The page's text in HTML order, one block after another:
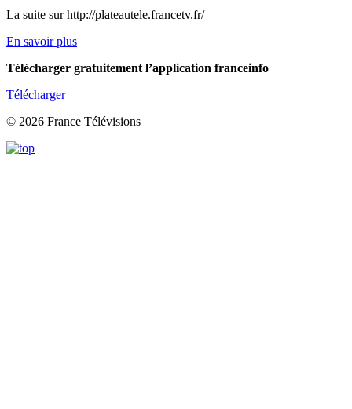
La suite sur http://plateautele.francetv.fr/
En savoir plus
Télécharger gratuitement l’application franceinfo
Télécharger
© 2026 France Télévisions